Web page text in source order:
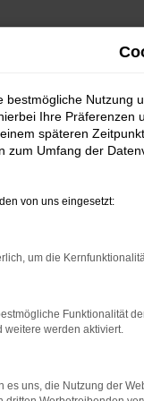
bestimmter
beheben.
auf dem
kann auch
bestmögliche Nutzung
Ihre
späteren
zum Umfang der
von uns eingesetzt:
um die
Funktionalität
weitere werden aktiviert.
es uns, die Nutzung der